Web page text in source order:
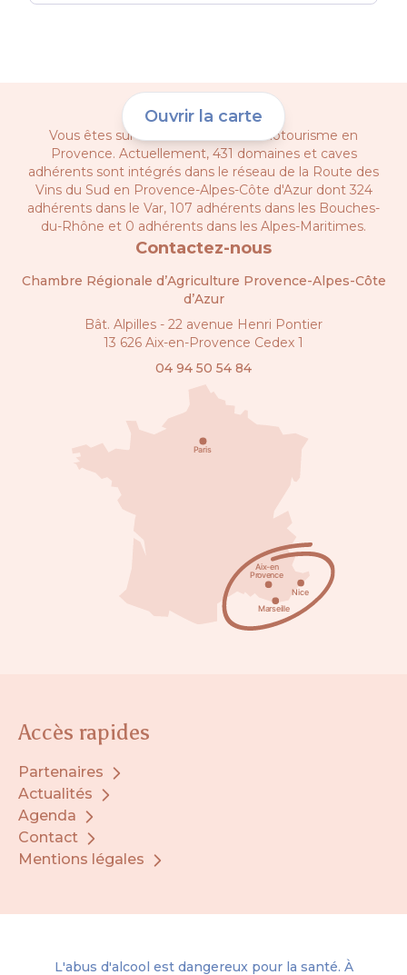
Ouvrir la carte
Vous êtes sur le site officiel de l’œnotourisme en
Provence. Actuellement, 431 domaines et caves
adhérents sont intégrés dans le réseau de la Route des
Vins du Sud en Provence-Alpes-Côte d'Azur dont 324
adhérents dans le Var, 107 adhérents dans les Bouches-
du-Rhône et 0 adhérents dans les Alpes-Maritimes.
Contactez-nous
Chambre Régionale d’Agriculture Provence-Alpes-Côte
d’Azur
Bât. Alpilles - 22 avenue Henri Pontier
13 626 Aix-en-Provence Cedex 1
04 94 50 54 84
Accès rapides
Partenaires
Actualités
Agenda
Contact
Mentions légales
L'abus d'alcool est dangereux pour la santé. À